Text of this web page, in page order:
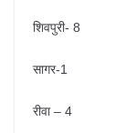
शिवपुरी- 8
सागर-1
रीवा – 4